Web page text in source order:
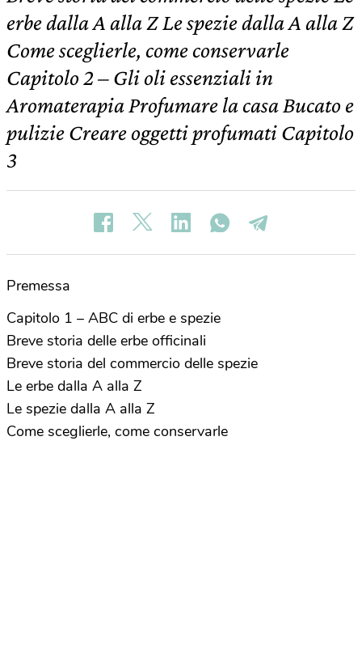
erbe dalla A alla Z Le spezie dalla A alla Z
Come sceglierle, come conservarle
Capitolo 2 – Gli oli essenziali in
Aromaterapia Profumare la casa Bucato e
pulizie Creare oggetti profumati Capitolo
3
Premessa
Capitolo 1 – ABC di erbe e spezie
Breve storia delle erbe officinali
Breve storia del commercio delle spezie
Le erbe dalla A alla Z
Le spezie dalla A alla Z
Come sceglierle, come conservarle